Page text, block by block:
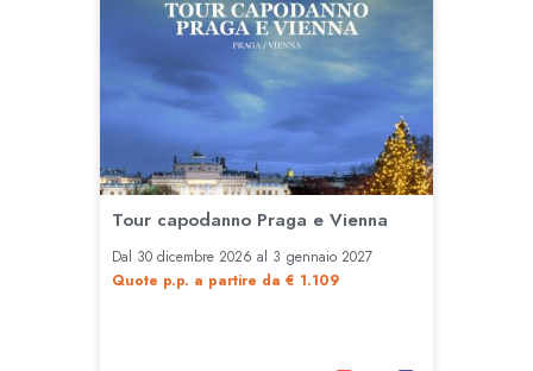
Tour capodanno Praga e Vienna
Dal 30 dicembre 2026 al 3 gennaio 2027
Quote p.p. a partire da € 1.109